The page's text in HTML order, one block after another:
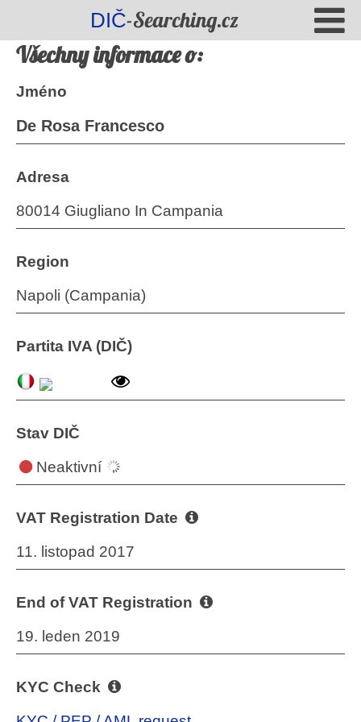
DIČ-Searching.cz
Všechny informace o:
Jméno
De Rosa Francesco
Adresa
80014 Giugliano In Campania
Region
Napoli (Campania)
Partita IVA (DIČ)
Stav DIČ
Neaktivní
VAT Registration Date
11. listopad 2017
End of VAT Registration
19. leden 2019
KYC Check